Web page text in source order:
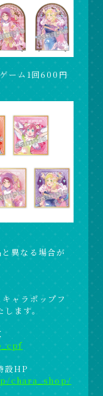
ーム1回600円
異なる場合が
ャラポップフ
ます。
設HP
chara_shop/